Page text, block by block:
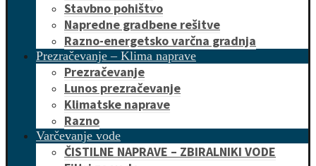
Stavbno pohištvo
Napredne gradbene rešitve
Razno-energetsko varčna gradnja
Prezračevanje – Klima naprave
Prezračevanje
Lunos prezračevanje
Klimatske naprave
Razno
Varčevanje vode
ČISTILNE NAPRAVE – ZBIRALNIKI VODE